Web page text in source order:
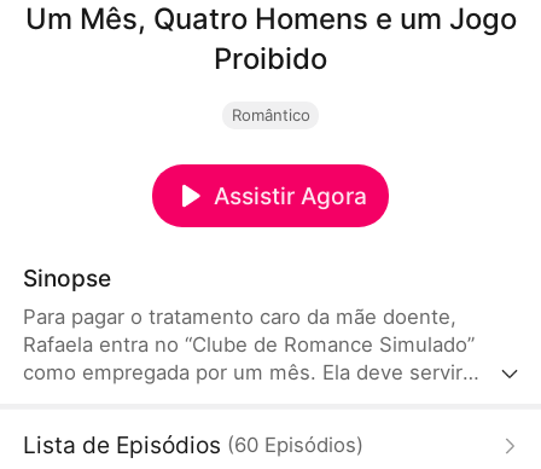
Um Mês, Quatro Homens e um Jogo
Proibido
Romântico
Assistir Agora
Sinopse
Para pagar o tratamento caro da mãe doente,
Rafaela entra no “Clube de Romance Simulado”
como empregada por um mês. Ela deve servir
Mas o trabalho envolve tensão, jogos psicológicos
Lista de Episódios (60 Episódios)